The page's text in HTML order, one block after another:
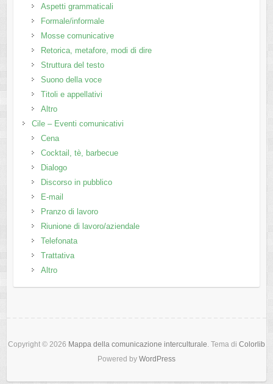
Aspetti grammaticali
Formale/informale
Mosse comunicative
Retorica, metafore, modi di dire
Struttura del testo
Suono della voce
Titoli e appellativi
Altro
Cile – Eventi comunicativi
Cena
Cocktail, tè, barbecue
Dialogo
Discorso in pubblico
E-mail
Pranzo di lavoro
Riunione di lavoro/aziendale
Telefonata
Trattativa
Altro
Copyright © 2026 Mappa della comunicazione interculturale. Tema di Colorlib
Powered by WordPress